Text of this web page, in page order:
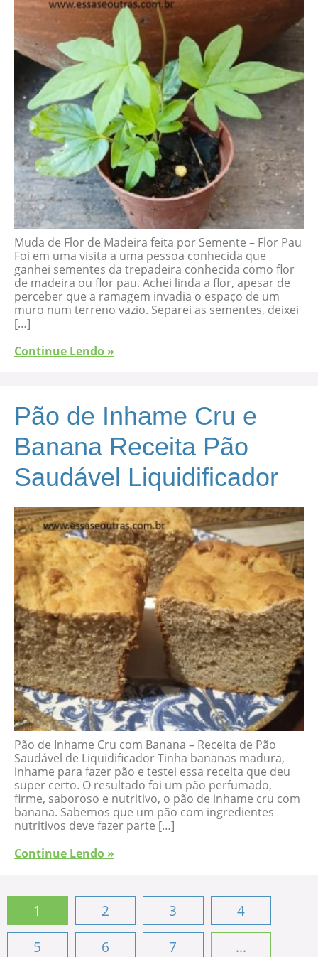
Muda de Flor de Madeira feita por Semente – Flor Pau
Foi em uma visita a uma pessoa conhecida que
ganhei sementes da trepadeira conhecida como flor
de madeira ou flor pau. Achei linda a flor, apesar de
perceber que a ramagem invadia o espaço de um
muro num terreno vazio. Separei as sementes, deixei
[…]
Continue Lendo »
Pão de Inhame Cru e
Banana Receita Pão
Saudável Liquidificador
Pão de Inhame Cru com Banana – Receita de Pão
Saudável de Liquidificador Tinha bananas madura,
inhame para fazer pão e testei essa receita que deu
super certo. O resultado foi um pão perfumado,
firme, saboroso e nutritivo, o pão de inhame cru com
banana. Sabemos que um pão com ingredientes
nutritivos deve fazer parte […]
Continue Lendo »
1 2 3
4
5
6 7
...